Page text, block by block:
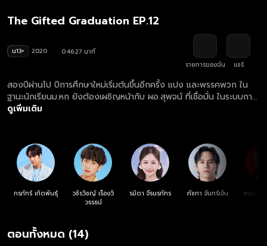
The Gifted Graduation EP.12
น13+ 2020
0:46:27 นาที
รายการของฉัน
แชร์
สองปีผ่านไป ปีการศึกษาใหม่เริ่มต้นขึ้นอีกครั้ง แปง และพรรคพวก ใน
ฐานะนักเรียนม.หก ยังต้องเผชิญหน้ากับ ผอ.สุพจน์ ที่เชื่อมั่น ในระบบการ
ศึกษาที่เขาสร้างขึ้นมา ขณะที่แปงต้องการเปลี่ยนแปลงโรงเรียน ให้เสมอ
เธอ รวมถึง ธาม เด็กนักเรียนชั้นม.4 และเพื่อนๆ เด็กกิฟต์รุ่นใหม่ ที่
ต้องการกำหนดอนาคตของตัวเอง การต่อสู้ทางความคิดระหว่างเด็กและ
ผู้ใหญ่ดำเนินมาถึงจุดแตกหัก เต็มไปด้วยอันตรายและซับซ้อนกว่าที่คิด
การต่อสู้ครั้งสุดท้ายนี้จะเป็นอย่างไร ใครจะได้รับชัยชนะ แปงและพรรค
พวกจะสามารถรักษาอุดมการณ์และมิตรภาพ ไปได้พร้อมกันหรือไม่
ดูเพิ่มเติม
กรภัทร์ เกิดพันธุ์
วชิรวิชญ์ เรืองวิ
วรรธน์
รมิดา จีรนรภัทร ภัชทา จันทร์เงิน หฤษฎ์
ตอนทั้งหมด (14)